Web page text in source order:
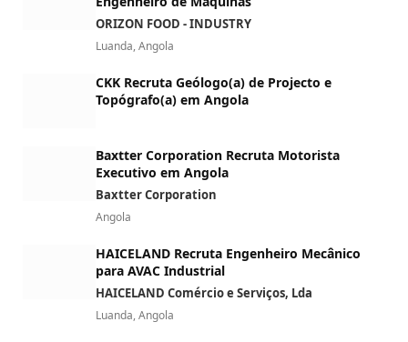
ORIZON FOOD - INDUSTRY
Luanda, Angola
CKK Recruta Geólogo(a) de Projecto e
Topógrafo(a) em Angola
Baxtter Corporation Recruta Motorista
Executivo em Angola
Baxtter Corporation
Angola
HAICELAND Recruta Engenheiro Mecânico
para AVAC Industrial
HAICELAND Comércio e Serviços, Lda
Luanda, Angola